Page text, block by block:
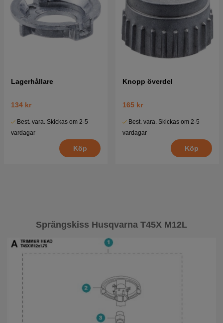
Lagerhållare
134 kr
Best. vara. Skickas om 2-5
vardagar
Köp
Knopp överdel
165 kr
Best. vara. Skickas om 2-5
vardagar
Köp
Sprängskiss Husqvarna T45X M12L